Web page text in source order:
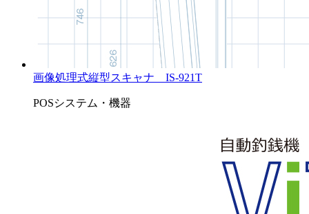
画像処理式縦型スキャナ IS-921T
POSシステム・機器